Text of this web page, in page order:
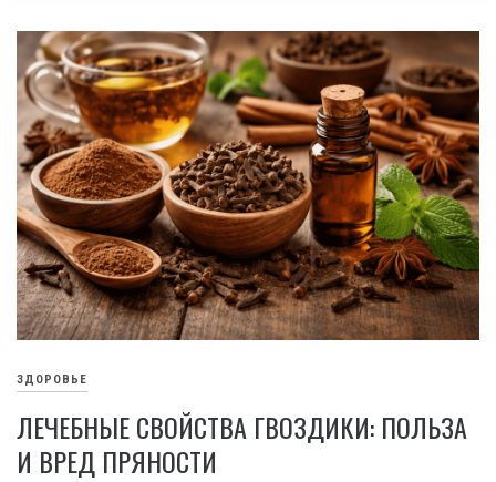
ЗДОРОВЬЕ
ЛЕЧЕБНЫЕ СВОЙСТВА ГВОЗДИКИ: ПОЛЬЗА
И ВРЕД ПРЯНОСТИ